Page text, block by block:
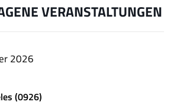
VERANSTALTUNGEN
2026
(0926)